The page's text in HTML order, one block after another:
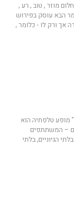
מוזר , טוב , רע ,
הבא עוסק בפירוש
אך ורק לו - כלומר ,
טלפתיה הוא
– המשתתפים
הגיוניים, בלתי